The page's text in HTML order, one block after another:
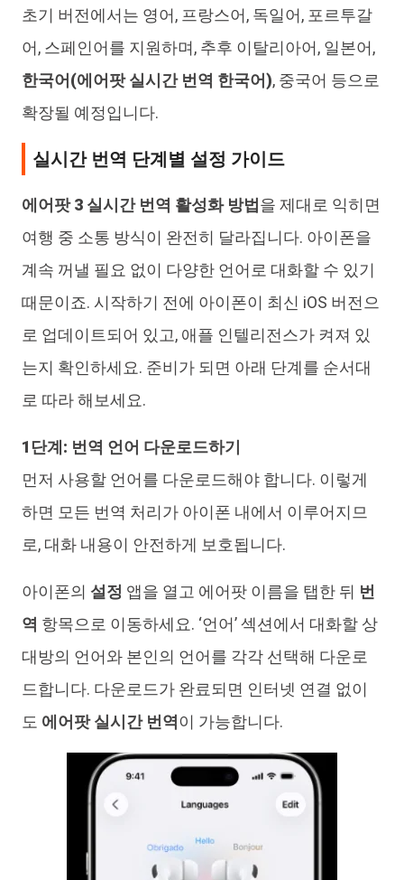
초기 버전에서는 영어, 프랑스어, 독일어, 포르투갈
어, 스페인어를 지원하며, 추후 이탈리아어, 일본어,
한국어(에어팟 실시간 번역 한국어), 중국어 등으로
확장될 예정입니다.
실시간 번역 단계별 설정 가이드
에어팟 3 실시간 번역 활성화 방법 을 제대로 익히면
여행 중 소통 방식이 완전히 달라집니다. 아이폰을
계속 꺼낼 필요 없이 다양한 언어로 대화할 수 있기
때문이죠. 시작하기 전에 아이폰이 최신 iOS 버전으
로 업데이트되어 있고, 애플 인텔리전스가 켜져 있
는지 확인하세요. 준비가 되면 아래 단계를 순서대
로 따라 해보세요.
1단계: 번역 언어 다운로드하기
먼저 사용할 언어를 다운로드해야 합니다. 이렇게
하면 모든 번역 처리가 아이폰 내에서 이루어지므
로, 대화 내용이 안전하게 보호됩니다.
아이폰의 설정 앱을 열고 에어팟 이름을 탭한 뒤 번
역 항목으로 이동하세요. ‘언어’ 섹션에서 대화할 상
대방의 언어와 본인의 언어를 각각 선택해 다운로
드합니다. 다운로드가 완료되면 인터넷 연결 없이
도 에어팟 실시간 번역 이 가능합니다.